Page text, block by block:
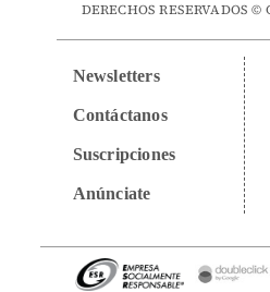
DERECHOS RESERVADOS ©
Newsletters
Contáctanos
Suscripciones
Anúnciate